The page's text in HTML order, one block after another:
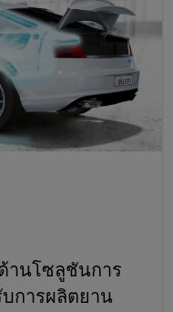
านโซลูชันการ
บการผลิตยาน